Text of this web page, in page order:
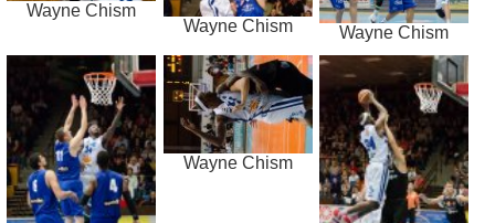
Wayne Chism
Wayne Chism Wayne Chism
Wayne Chism